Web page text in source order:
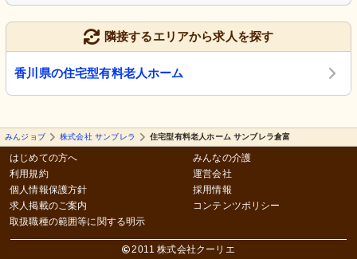
隣接するエリアから求人を探す
香川県の住宅型有料老人ホーム
みんジョブ 株式会社 サンブレラ 住宅型有料老人ホーム サンブレラ倉富
はじめての方へ
利用規約
個人情報保護方針
求人掲載のご案内
取扱職種の範囲等に関する明示
みんなの介護
運営会社
採用情報
コンテンツポリシー
2011 株式会社クーリエ